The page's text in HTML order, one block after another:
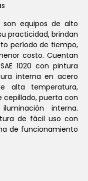
son equipos de alto
practicidad, brindan
período de tiempo,
costo. Cuentan
1020 con pintura
interna en acero
alta temperatura,
cepillado, puerta con
interna.
de fácil uso con
de funcionamiento